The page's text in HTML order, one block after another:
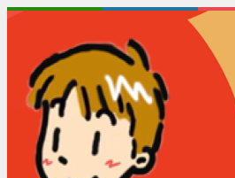
跳